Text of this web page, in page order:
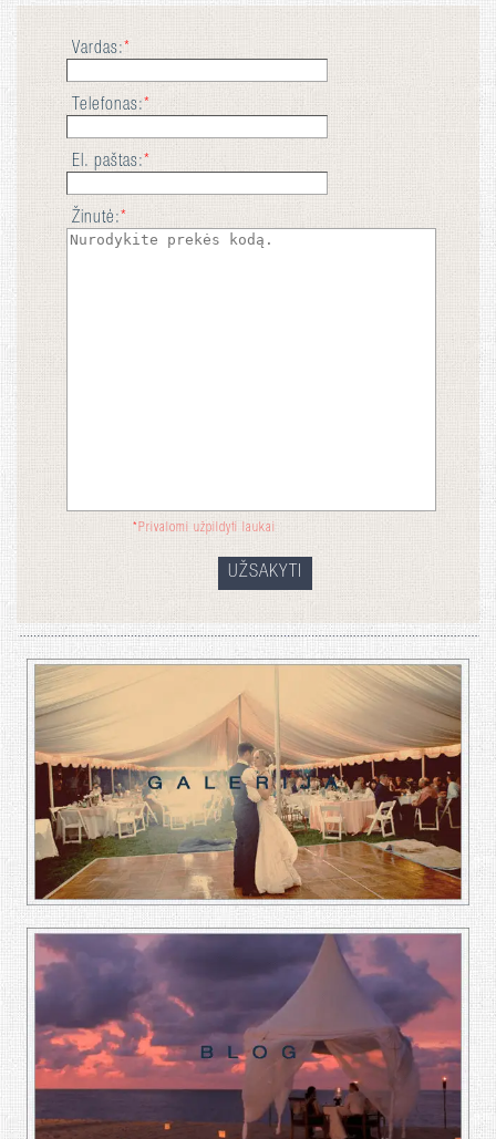
Vardas:*
Telefonas:*
El. paštas:*
Žinutė:*
* Privalomi užpildyti laukai